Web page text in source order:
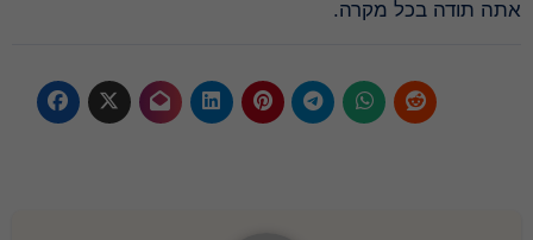
אתה תודה בכל מקרה.